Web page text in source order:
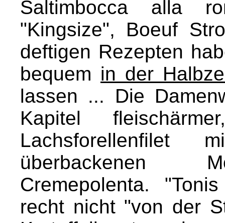
Saltimbocca alla
"Kingsize", Boeuf
deftigen Rezepten
bequem in der
lassen ... Die
Kapitel
Lachsforellenfilet
überbackenen
Cremepolenta.
recht nicht "von der